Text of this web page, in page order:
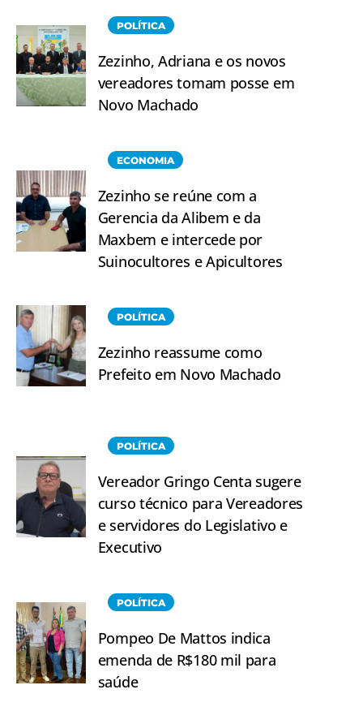
POLÍTICA
Zezinho, Adriana e os novos
vereadores tomam posse em
Novo Machado
ECONOMIA
Zezinho se reúne com a
Gerencia da Alibem e da
Maxbem e intercede por
Suinocultores e Apicultores
POLÍTICA
Zezinho reassume como
Prefeito em Novo Machado
POLÍTICA
Vereador Gringo Centa sugere
curso técnico para Vereadores
e servidores do Legislativo e
Executivo
POLÍTICA
Pompeo De Mattos indica
emenda de R$180 mil para
saúde